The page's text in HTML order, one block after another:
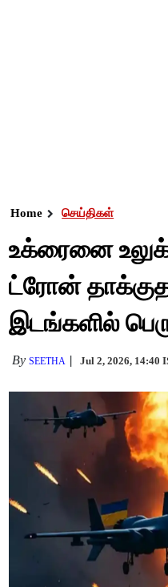
Home செய்திகள்
உக்ரைனை
ட்ரோன்
இடங்களில்
BySEETHA Jul 2, 2026, 14:40